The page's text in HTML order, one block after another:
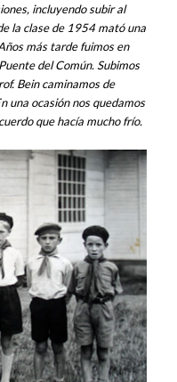
incluyendo subir al
la clase de 1954 mató una
más tarde fuimos en
del Común. Subimos
Bein caminamos de
una ocasión nos quedamos
que hacía mucho frío.